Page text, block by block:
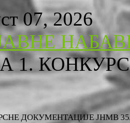
07, 2026
1.
ДОКУМЕНТАЦИЈЕ ЈНМВ